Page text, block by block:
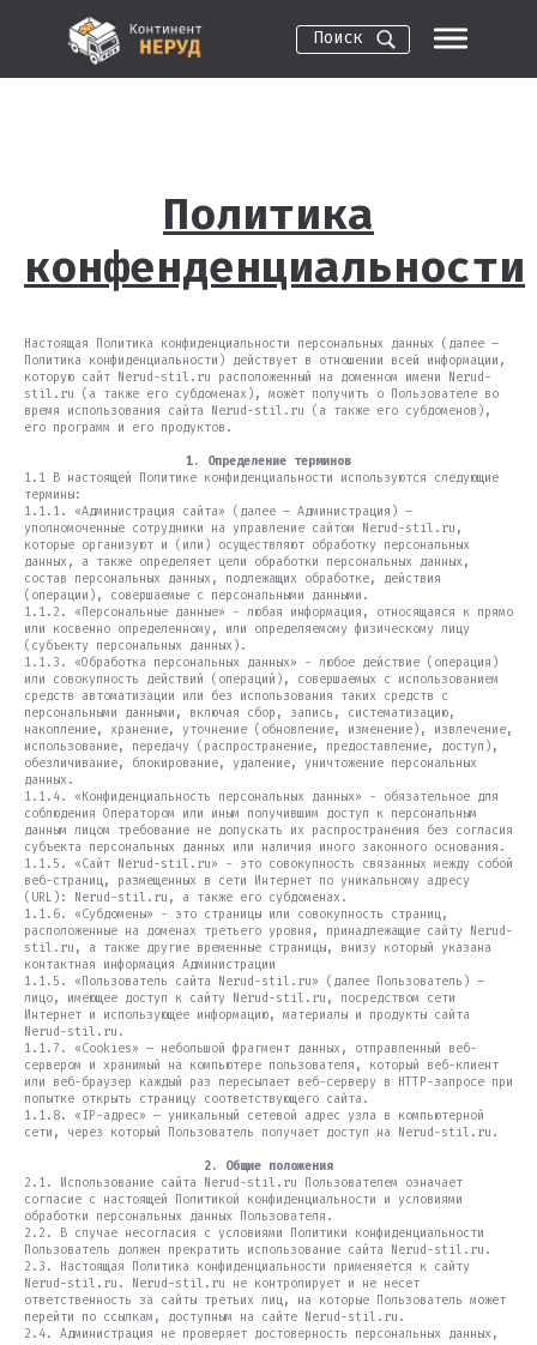
Поиск
Политика
конфенденциальности
Настоящая Политика конфиденциальности персональных данных (далее –
Политика конфиденциальности) действует в отношении всей информации,
которую сайт Nerud-stil.ru расположенный на доменном имени Nerud-
stil.ru (а также его субдоменах), может получить о Пользователе во
время использования сайта Nerud-stil.ru (а также его субдоменов),
его программ и его продуктов.
1. Определение терминов
1.1 В настоящей Политике конфиденциальности используются следующие
термины:
1.1.1. «Администрация сайта» (далее – Администрация) –
уполномоченные сотрудники на управление сайтом Nerud-stil.ru,
которые организуют и (или) осуществляют обработку персональных
данных, а также определяет цели обработки персональных данных,
состав персональных данных, подлежащих обработке, действия
(операции), совершаемые с персональными данными.
1.1.2. «Персональные данные» - любая информация, относящаяся к прямо
или косвенно определенному, или определяемому физическому лицу
(субъекту персональных данных).
1.1.3. «Обработка персональных данных» - любое действие (операция)
или совокупность действий (операций), совершаемых с использованием
средств автоматизации или без использования таких средств с
персональными данными, включая сбор, запись, систематизацию,
накопление, хранение, уточнение (обновление, изменение), извлечение,
использование, передачу (распространение, предоставление, доступ),
обезличивание, блокирование, удаление, уничтожение персональных
данных.
1.1.4. «Конфиденциальность персональных данных» - обязательное для
соблюдения Оператором или иным получившим доступ к персональным
данным лицом требование не допускать их распространения без согласия
субъекта персональных данных или наличия иного законного основания.
1.1.5. «Сайт Nerud-stil.ru» - это совокупность связанных между собой
веб-страниц, размещенных в сети Интернет по уникальному адресу
(URL): Nerud-stil.ru, а также его субдоменах.
1.1.6. «Субдомены» - это страницы или совокупность страниц,
расположенные на доменах третьего уровня, принадлежащие сайту Nerud-
stil.ru, а также другие временные страницы, внизу который указана
контактная информация Администрации
1.1.5. «Пользователь сайта Nerud-stil.ru» (далее Пользователь) –
лицо, имеющее доступ к сайту Nerud-stil.ru, посредством сети
Интернет и использующее информацию, материалы и продукты сайта
Nerud-stil.ru.
1.1.7. «Cookies» — небольшой фрагмент данных, отправленный веб-
сервером и хранимый на компьютере пользователя, который веб-клиент
или веб-браузер каждый раз пересылает веб-серверу в HTTP-запросе при
попытке открыть страницу соответствующего сайта.
1.1.8. «IP-адрес» — уникальный сетевой адрес узла в компьютерной
сети, через который Пользователь получает доступ на Nerud-stil.ru.
2. Общие положения
2.1. Использование сайта Nerud-stil.ru Пользователем означает
согласие с настоящей Политикой конфиденциальности и условиями
обработки персональных данных Пользователя.
2.2. В случае несогласия с условиями Политики конфиденциальности
Пользователь должен прекратить использование сайта Nerud-stil.ru.
2.3. Настоящая Политика конфиденциальности применяется к сайту
Nerud-stil.ru. Nerud-stil.ru не контролирует и не несет
ответственность за сайты третьих лиц, на которые Пользователь может
перейти по ссылкам, доступным на сайте Nerud-stil.ru.
2.4. Администрация не проверяет достоверность персональных данных,